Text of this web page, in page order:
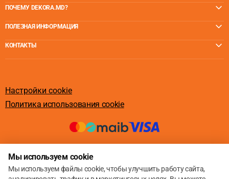
ПОЧЕМУ DEKORA.MD?
ПОЛЕЗНАЯ ИНФОРМАЦИЯ
КОНТАКТЫ
Настройки cookie
Политика использования cookie
Мы используем cookie
Мы используем файлы cookie, чтобы улучшить работу сайта,